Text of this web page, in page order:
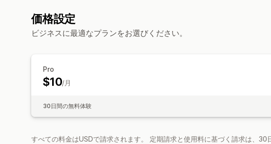
価格設定
ビジネスに最適なプランをお選びください。
Pro
$10/月
30日間の無料体験
すべての料金はUSDで請求されます。 定期請求と使用料に基づく請求は、30